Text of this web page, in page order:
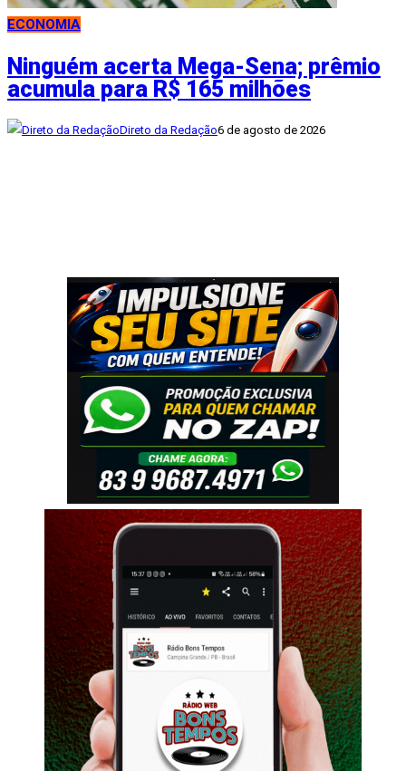
ECONOMIA
Ninguém acerta Mega-Sena; prêmio
acumula para R$ 165 milhões
Direto da Redação6 de agosto de 2026